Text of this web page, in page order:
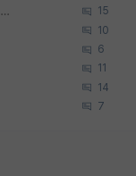
랩실 대학원생들 모두 능력 미달인건 지도교수의 영향 아닌가? 15
10
6
11
14
7